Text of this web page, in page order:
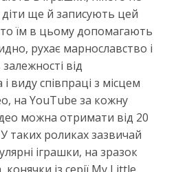
діти ще й записують цей
їм в цьому допомагають
рухає марнославство і
від
виду співпраці з місцем
на YouTube за кожну
можна отримати від 20
таких роликах зазвичай
іграшки, на зразок